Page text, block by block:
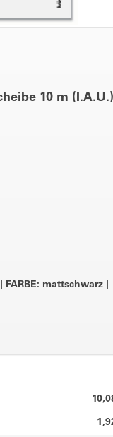
10 m (I.A.U.)
FARBE: mattschwarz